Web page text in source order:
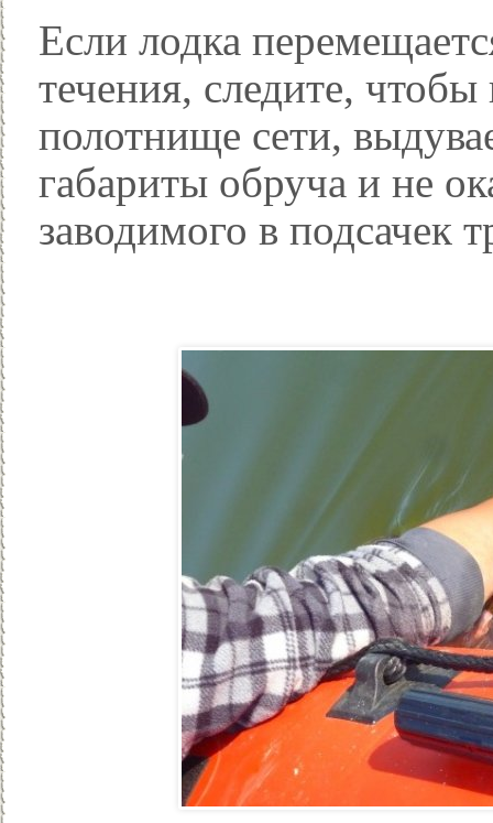
Если лодка
течения, следите,
полотнище сети,
габариты обруча и не
заводимого в подсачек